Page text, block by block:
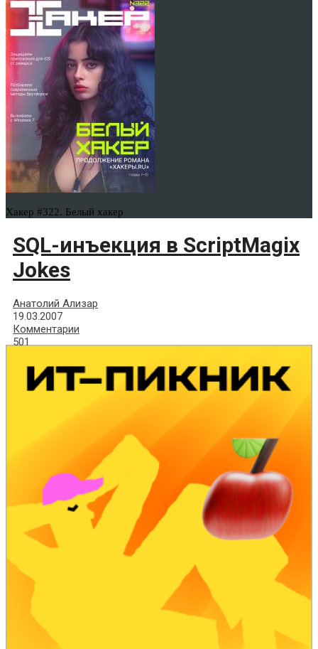
Хакер #322. Белый хакер
SQL-инъекция в ScriptMagix
Jokes
Анатолий Ализар
19.03.2007
Комментарии
501